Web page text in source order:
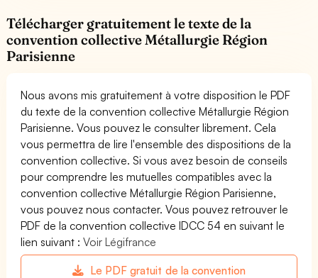
Télécharger gratuitement le texte de la
convention collective Métallurgie Région
Parisienne
Nous avons mis gratuitement à votre disposition le PDF
du texte de la convention collective Métallurgie Région
Parisienne. Vous pouvez le consulter librement. Cela
vous permettra de lire l'ensemble des dispositions de la
convention collective. Si vous avez besoin de conseils
pour comprendre les mutuelles compatibles avec la
convention collective Métallurgie Région Parisienne,
vous pouvez nous contacter. Vous pouvez retrouver le
PDF de la convention collective IDCC 54 en suivant le
lien suivant :Voir Légifrance
Le PDF gratuit de la convention